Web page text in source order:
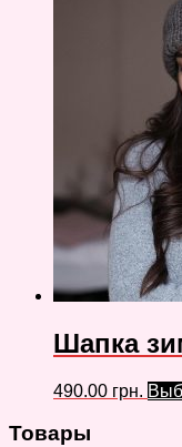
Шапка
490.00 грн.
Товары